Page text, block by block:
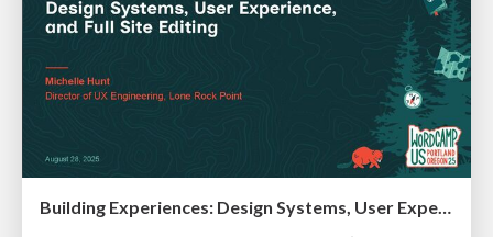
Building Experiences: Design Systems, User Experience, and Full Site Editing